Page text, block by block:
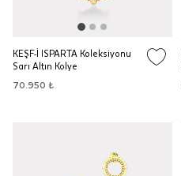
KEŞF-İ ISPARTA Koleksiyonu
Sarı Altın Kolye
70.950 ₺